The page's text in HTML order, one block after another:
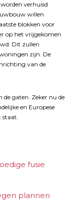
verhuisd
willen
blokken voor
op het vrijgekomen
Dit zullen
zijn. De
van de
gaten. Zeker nu de
en Europese
staat.
fusie
plannen